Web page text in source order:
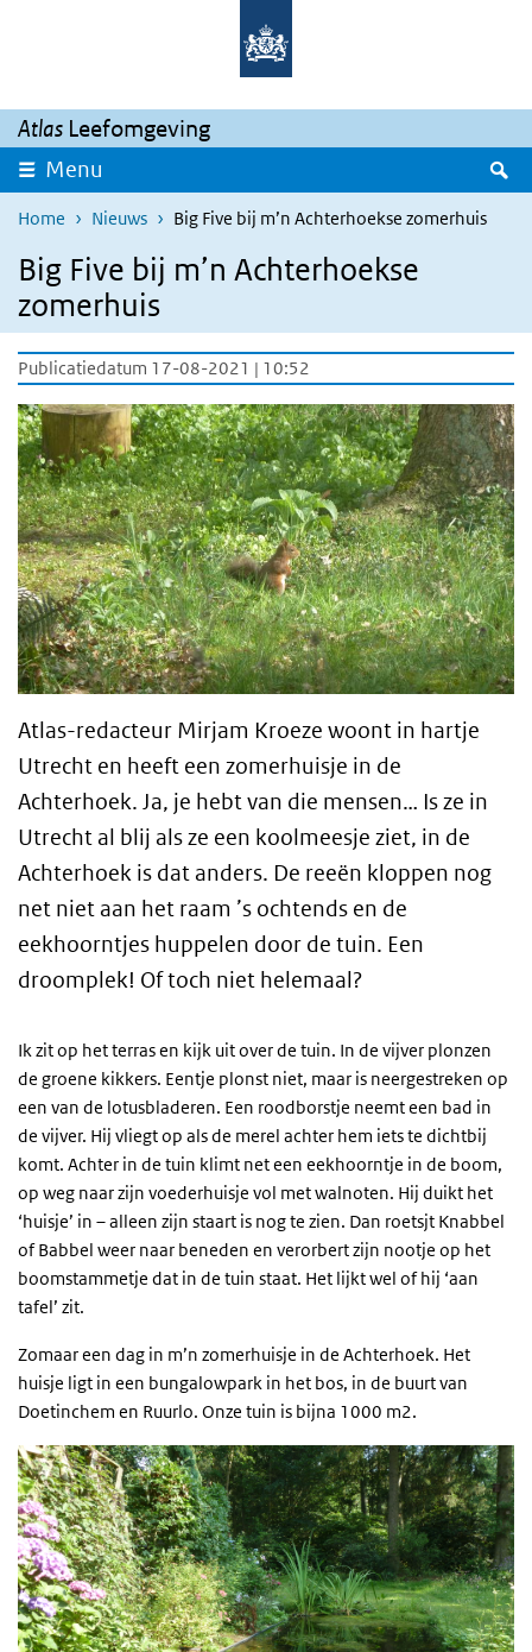
Overslaan en naar de inhoud gaan
Atlas Leefomgeving
Menu
Home Nieuws Big Five bij m’n Achterhoekse zomerhuis
Big Five bij m’n Achterhoekse
zomerhuis
Publicatiedatum 17-08-2021 | 10:52
Atlas-redacteur Mirjam Kroeze woont in hartje
Utrecht en heeft een zomerhuisje in de
Achterhoek. Ja, je hebt van die mensen… Is ze in
Utrecht al blij als ze een koolmeesje ziet, in de
Achterhoek is dat anders. De reeën kloppen nog
net niet aan het raam ’s ochtends en de
eekhoorntjes huppelen door de tuin. Een
droomplek! Of toch niet helemaal?
Ik zit op het terras en kijk uit over de tuin. In de vijver plonzen
de groene kikkers. Eentje plonst niet, maar is neergestreken op
een van de lotusbladeren. Een roodborstje neemt een bad in
de vijver. Hij vliegt op als de merel achter hem iets te dichtbij
komt. Achter in de tuin klimt net een eekhoorntje in de boom,
op weg naar zijn voederhuisje vol met walnoten. Hij duikt het
‘huisje’ in – alleen zijn staart is nog te zien. Dan roetsjt Knabbel
of Babbel weer naar beneden en verorbert zijn nootje op het
boomstammetje dat in de tuin staat. Het lijkt wel of hij ‘aan
tafel’ zit.
Zomaar een dag in m’n zomerhuisje in de Achterhoek. Het
huisje ligt in een bungalowpark in het bos, in de buurt van
Doetinchem en Ruurlo. Onze tuin is bijna 1000 m2.